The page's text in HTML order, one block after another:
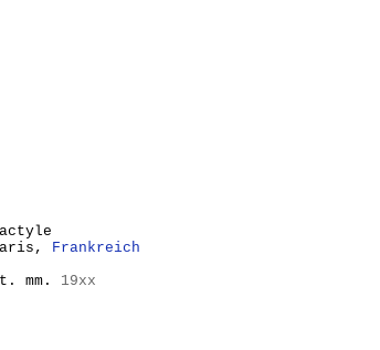
Frankreich
mm. 19xx